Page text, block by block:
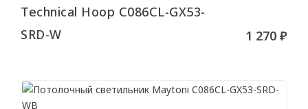
Swiss Lake
Charmant
СВЕТИЛЬНИКИ
Technical Hoop C086CL-GX53-
SRD-W
1 270 ₽